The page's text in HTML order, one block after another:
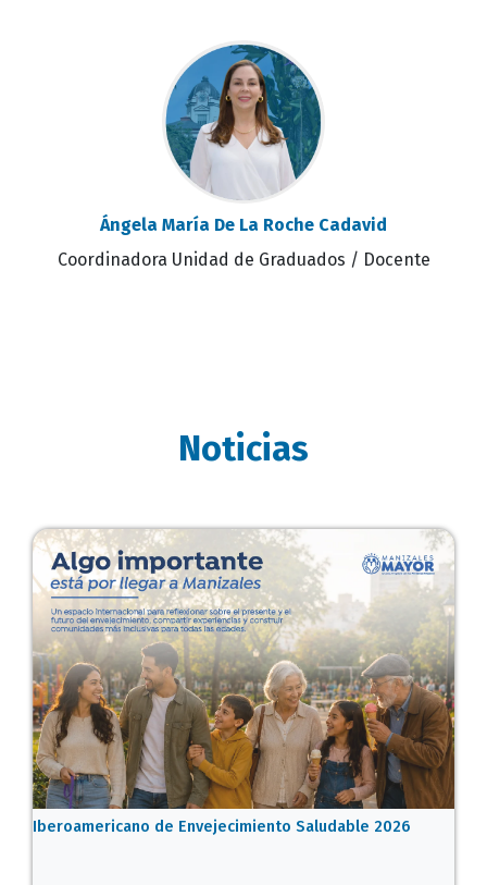
Ángela María De La Roche Cadavid
Coordinadora Unidad de Graduados / Docente
Noticias
Iberoamericano de Envejecimiento Saludable 2026